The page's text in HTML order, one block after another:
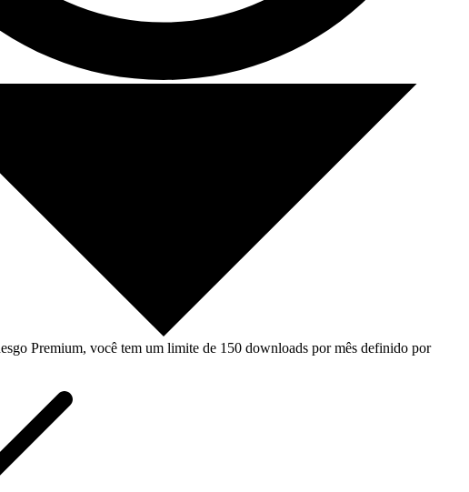
Premium, você tem um limite de 150 downloads por mês definido por